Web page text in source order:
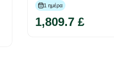
1 ημέρα
1,809.7 £